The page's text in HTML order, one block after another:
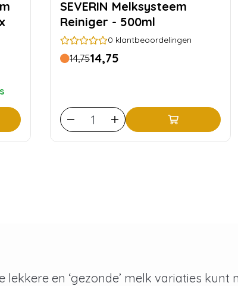
SEVERIN Melksysteem
Reiniger - 500ml
0 klantbeoordelingen
14,7514,75
lekkere en ‘gezonde’ melk variaties kunt